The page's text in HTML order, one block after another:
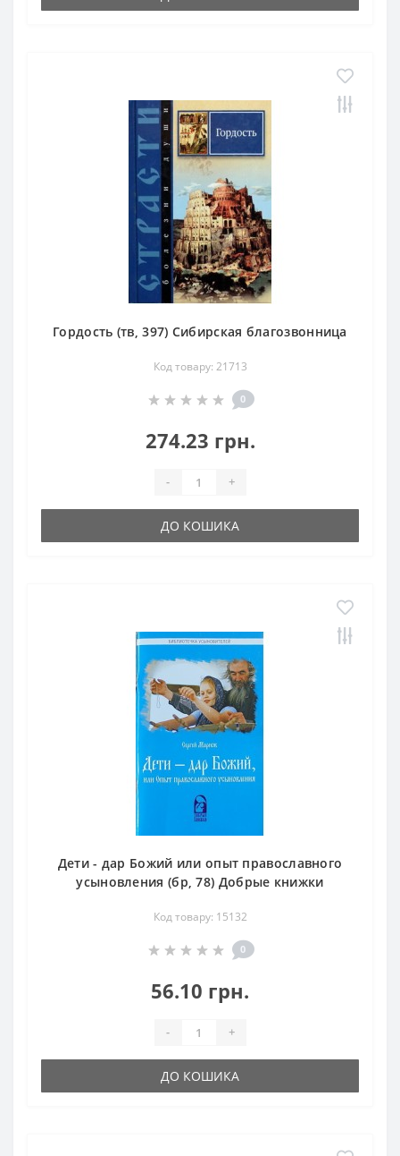
Гордость (тв, 397) Сибирская благозвонница
Код товару: 21713
0
274.23 грн.
- +
ДО КОШИКА
Дети - дар Божий или опыт православного
усыновления (бр, 78) Добрые книжки
Код товару: 15132
0
56.10 грн.
- +
ДО КОШИКА